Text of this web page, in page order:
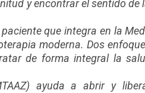
y encontrar el sentido de
que integra en la
moderna. Dos
de forma integral la
ayuda a abrir y